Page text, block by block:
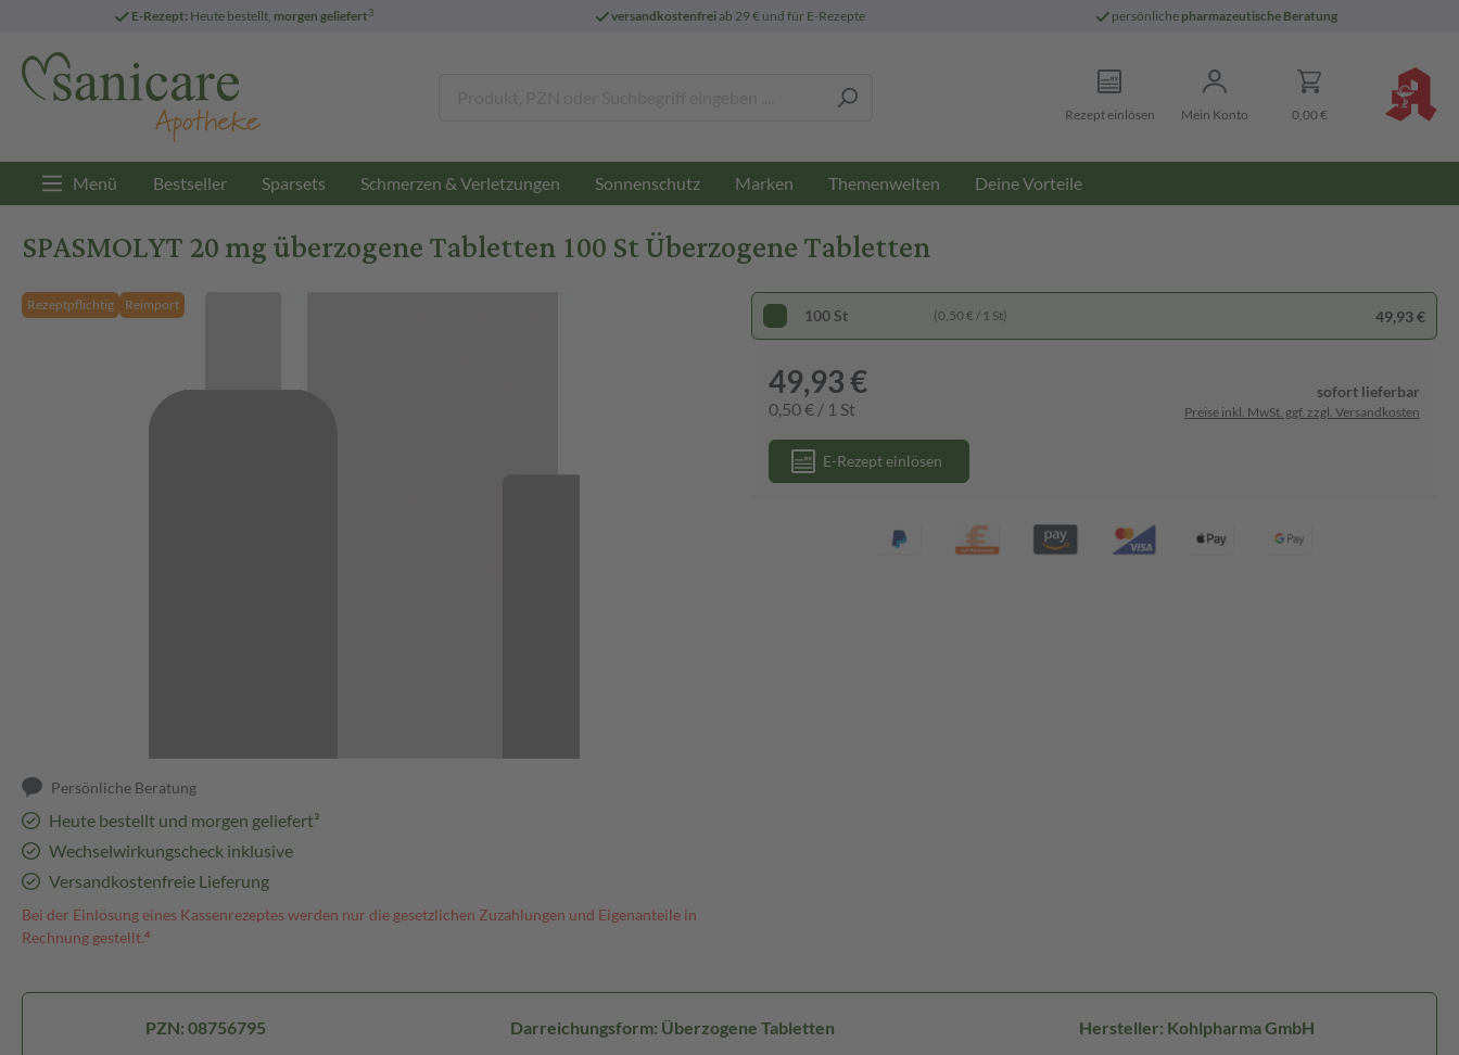
E-Rezept: Heute bestellt, morgen geliefert3 versandkostenfreiab 29 € und für E-Rezepte persönliche pharmazeutische Beratung
Rezept einlösen Mein Konto 0,00 €
Menü Bestseller Sparsets Schmerzen & Verletzungen Sonnenschutz Marken Themenwelten Deine Vorteile
SPASMOLYT 20 mg überzogene Tabletten 100 St Überzogene Tabletten
Rezeptpflichtig Reimport
Persönliche Beratung
Heute bestellt und morgen geliefert³
Wechselwirkungscheck inklusive
Versandkostenfreie Lieferung
Bei der Einlösung eines Kassenrezeptes werden nur die gesetzlichen Zuzahlungen und Eigenanteile in
Rechnung gestellt.⁴
100 St (0,50 € / 1 St) 49,93 €
49,93 €
0,50 € / 1 St
sofort lieferbar
Preise inkl. MwSt. ggf. zzgl. Versandkosten
E-Rezept einlösen
PZN: 08756795 Darreichungsform: Überzogene Tabletten Hersteller: Kohlpharma GmbH